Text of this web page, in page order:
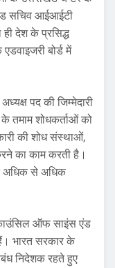
सचिव आईआईटी
देश के प्रसिद्ध
बोर्ड में
पद की जिम्मेदारी
के तमाम शोधकर्ताओं को
की शोध संस्थाओं,
का काम करती है।
अधिक से अधिक
ऑफ साइंस एंड
भारत सरकार के
निदेशक रहते हुए